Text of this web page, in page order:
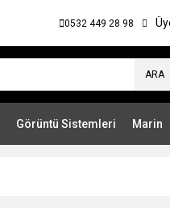
0532 449 28 98
ARA
Görüntü Sistemleri Marin